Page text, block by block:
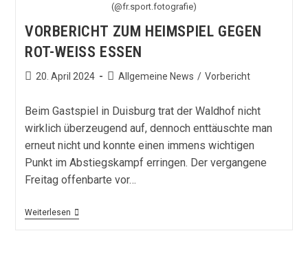
(@fr.sport.fotografie)
VORBERICHT ZUM HEIMSPIEL GEGEN
ROT-WEISS ESSEN
Beitrag
20. April 2024
Beitrags-
Allgemeine News / Vorbericht
Beim Gastspiel in Duisburg trat der Waldhof nicht
wirklich überzeugend auf, dennoch enttäuschte man
erneut nicht und konnte einen immens wichtigen
Punkt im Abstiegskampf erringen. Der vergangene
Freitag offenbarte vor…
WeiterlesenVorbericht